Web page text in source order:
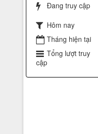
Dấu hiệu hàng
lượng cao phù
cho bộ quần áo
Đang truy cập
Hôm nay
Tháng hiện tại
Tổng lượt truy
cập